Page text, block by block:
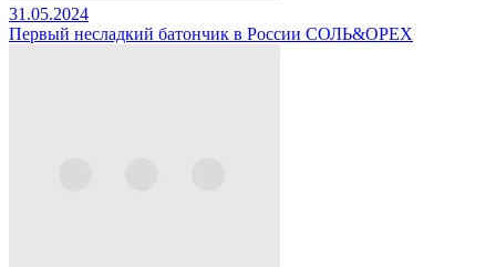
31.05.2024
Первый несладкий батончик в России СОЛЬ&ОРЕХ